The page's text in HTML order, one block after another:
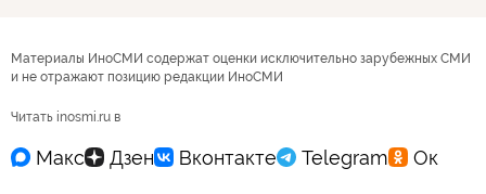
Материалы ИноСМИ содержат оценки исключительно зарубежных СМИ
и не отражают позицию редакции ИноСМИ
Читать inosmi.ru в